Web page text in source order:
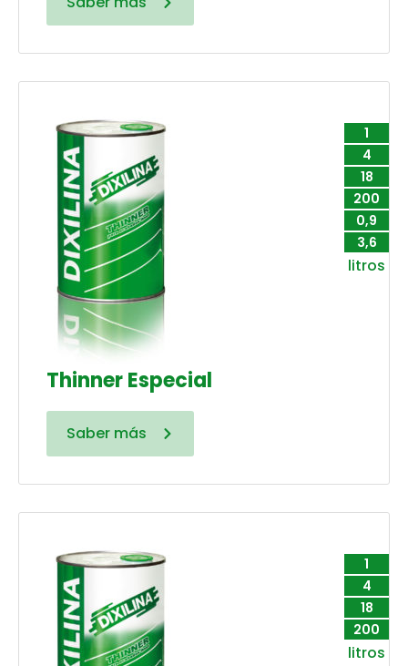
1
4
18
200
0,9
3,6
litros
Thinner Especial
Saber más
1
4
18
200
litros